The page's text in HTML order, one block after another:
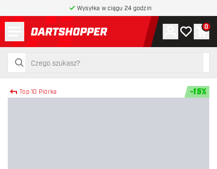
Wysyłka w ciągu 24 godzin
powrót do strony głównej
szukaj
szukaj
Konto
Moja lista
0
Top 10 Piórka -15%